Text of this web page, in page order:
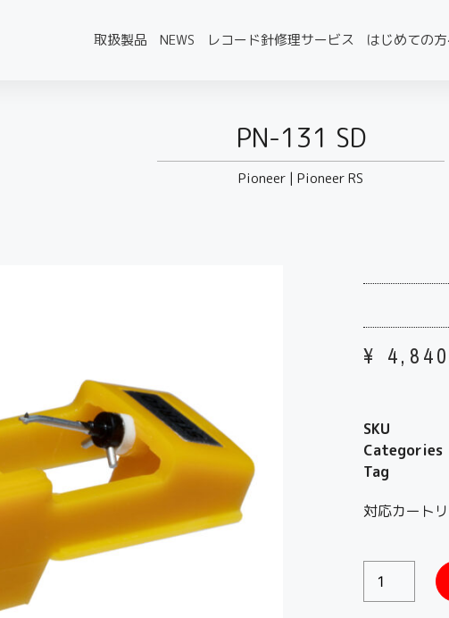
取扱製品 NEWS レコード針修理サービス はじめての
PN-131 SD
Pioneer | Pioneer RS
¥ 4,840
SKU
Categories
Tag
対応カート